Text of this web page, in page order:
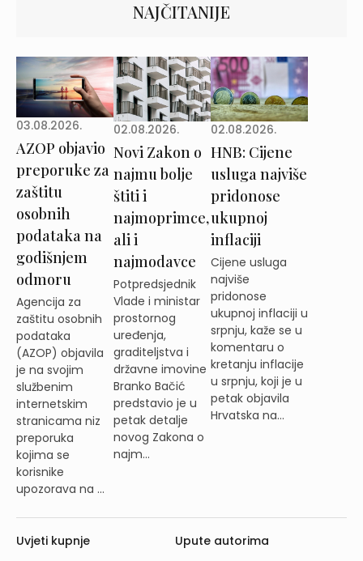
NAJČITANIJE
03.08.2026.
AZOP objavio
preporuke za
zaštitu
osobnih
podataka na
godišnjem
odmoru
Agencija za
zaštitu osobnih
podataka
(AZOP) objavila
je na svojim
službenim
internetskim
stranicama niz
preporuka
kojima se
korisnike
upozorava na ...
02.08.2026.
Novi Zakon o
najmu bolje
štiti i
najmoprimce,
ali i
najmodavce
Potpredsjednik
Vlade i ministar
prostornog
uređenja,
graditeljstva i
državne imovine
Branko Bačić
predstavio je u
petak detalje
novog Zakona o
najm...
02.08.2026.
HNB: Cijene
usluga najviše
pridonose
ukupnoj
inflaciji
Cijene usluga
najviše
pridonose
ukupnoj inflaciji u
srpnju, kaže se u
komentaru o
kretanju inflacije
u srpnju, koji je u
petak objavila
Hrvatska na...
Uvjeti kupnje Upute autorima